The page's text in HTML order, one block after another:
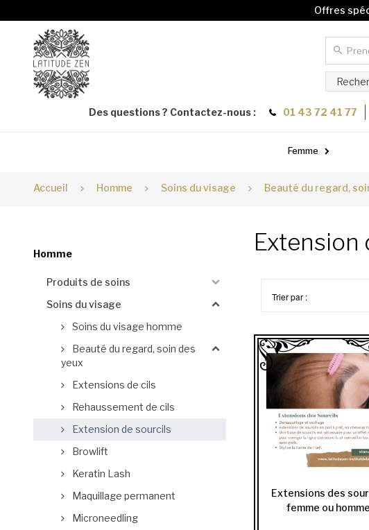
Offres
Des questions ? Contactez-nous : 01 43 72 41 77
Femme
Accueil Homme Soins du visage Beauté du regard,
Extension
Extensions des
femme ou homme
Homme
Produits de soins
Soins du visage
Soins du visage homme
Beauté du regard, soin des
yeux
Extensions de cils
Rehaussement de cils
Extension de sourcils
Browlift
Keratin Lash
Maquillage permanent
Microneedling